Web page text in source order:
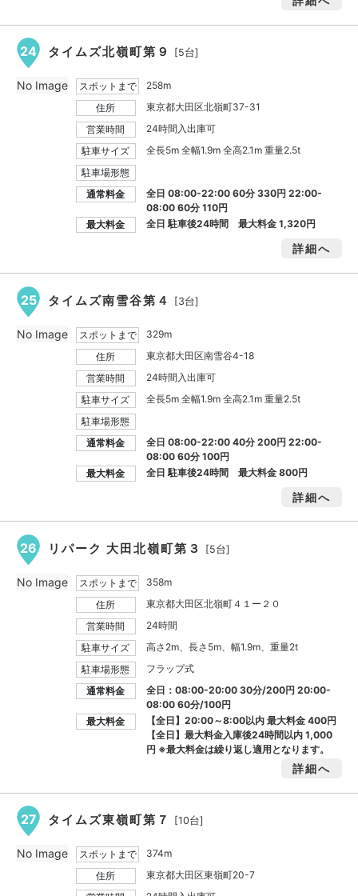
24 タイムズ北嶺町第９ [5台]
スポットまで
258m
住所
東京都大田区北嶺町37-31
営業時間
24時間入出庫可
駐車サイズ
全長5m 全幅1.9m 全高2.1m 重量2.5t
駐車場形態
通常料金
全日 08:00-22:00 60分 330円 22:00-
08:00 60分 110円
最大料金
全日 駐車後24時間 最大料金1,320円
詳細へ
No Image
25 タイムズ南雪谷第４ [3台]
スポットまで
329m
住所
東京都大田区南雪谷4-18
営業時間
24時間入出庫可
駐車サイズ
全長5m 全幅1.9m 全高2.1m 重量2.5t
駐車場形態
通常料金
全日 08:00-22:00 40分 200円 22:00-
08:00 60分 100円
最大料金
全日 駐車後24時間 最大料金800円
詳細へ
No Image
26 リパーク 大田北嶺町第３ [5台]
スポットまで
358m
住所
東京都大田区北嶺町４１ー２０
営業時間
24時間
駐車サイズ
高さ2m、長さ5m、幅1.9m、重量2t
駐車場形態
フラップ式
通常料金
全日：08:00-20:00 30分/200円 20:00-
08:00 60分/100円
最大料金
【全日】20:00～8:00以内 最大料金400円
【全日】最大料金入庫後24時間以内1,000
円 ※最大料金は繰り返し適用となります。
詳細へ
No Image
27 タイムズ東嶺町第７ [10台]
スポットまで
374m
住所
東京都大田区東嶺町20-7
No Image